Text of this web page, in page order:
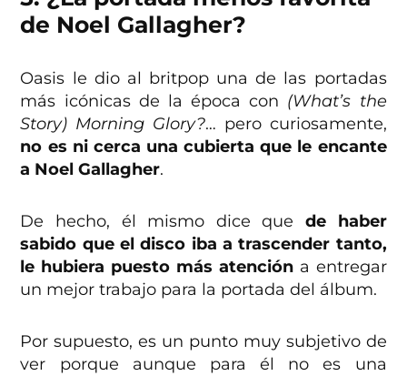
de Noel Gallagher?
Oasis le dio al britpop una de las portadas
más icónicas de la época con (What’s the
Story) Morning Glory?… pero curiosamente,
no es ni cerca una cubierta que le encante
a Noel Gallagher.
De hecho, él mismo dice que de haber
sabido que el disco iba a trascender tanto,
le hubiera puesto más atención a entregar
un mejor trabajo para la portada del álbum.
Por supuesto, es un punto muy subjetivo de
ver porque aunque para él no es una